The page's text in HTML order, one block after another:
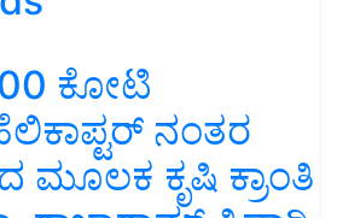
ಕೋಟಿ
ನಂತರ
ಕೃಷಿ ಕ್ರಾಂತಿ
ರಾಜಾರಾಮ್ ತ್ರಿಪಾಠಿ